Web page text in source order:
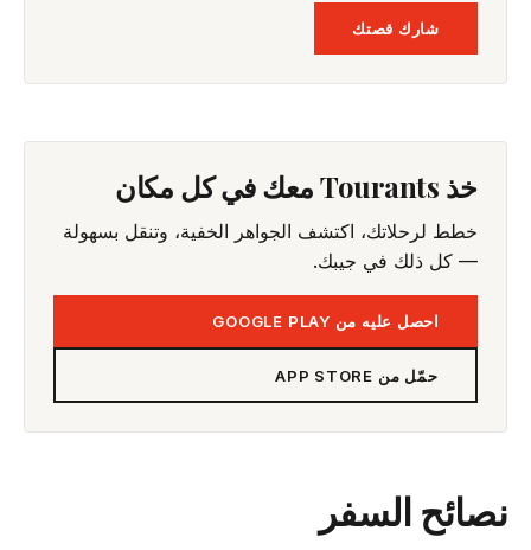
شارك قصتك
خذ Tourants معك في كل مكان
خطط لرحلاتك، اكتشف الجواهر الخفية، وتنقل بسهولة
— كل ذلك في جيبك.
احصل عليه من GOOGLE PLAY
حمّل من APP STORE
نصائح السفر